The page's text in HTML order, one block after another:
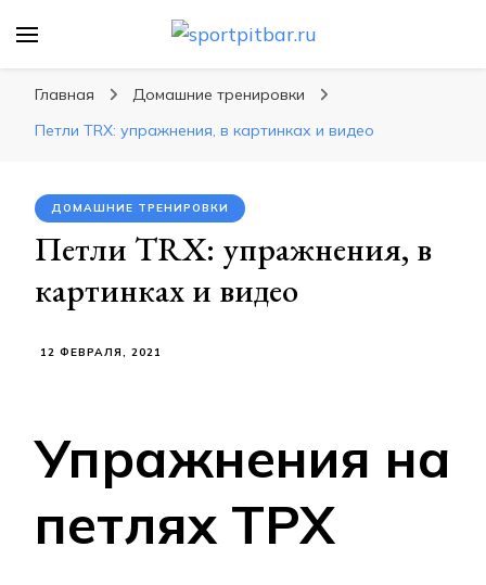
спортивных упражнения, правильные
диеты, программы тренировок
Главная
Домашние тренировки
Петли TRX: упражнения, в картинках и видео
ДОМАШНИЕ ТРЕНИРОВКИ
Петли TRX: упражнения, в
картинках и видео
12 ФЕВРАЛЯ, 2021
Упражнения на
петлях ТРХ